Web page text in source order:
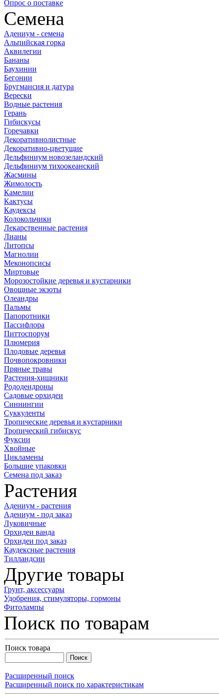
Опрос о поставке
Семена
Адениум - семена
Альпийская горка
Аквилегии
Бананы
Баухинии
Бегонии
Бругмансия и датура
Верески
Водные растения
Герань
Гибискусы
Горечавки
Декоративнолистные
Декоративно-цветущие
Дельфиниум новозеландский
Дельфиниум тихоокеанский
Жасмины
Жимолость
Камелии
Кактусы
Каудексы
Колокольчики
Лекарственные растения
Лианы
Литопсы
Магнолии
Меконопсисы
Миртовые
Морозостойкие деревья и кустарники
Овощные экзоты
Олеандры
Пальмы
Папоротники
Пассифлора
Питтоспорум
Плюмерия
Плодовые деревья
Почвопокровники
Пряные травы
Растения-хищники
Рододендроны
Садовые орхидеи
Синнингии
Суккуленты
Тропические деревья и кустарники
Тропический гибискус
Фуксии
Хвойные
Цикламены
Большие упаковки
Семена под заказ
Растения
Адениум - растения
Адениум - под заказ
Луковичные
Орхидеи ванда
Орхидеи под заказ
Каудексные растения
Тилландсии
Другие товары
Грунт, аксессуары
Удобрения, стимуляторы, гормоны
Фитолампы
Поиск по товарам
Поиск товара
Расширенный поиск
Расширенный поиск по характеристикам